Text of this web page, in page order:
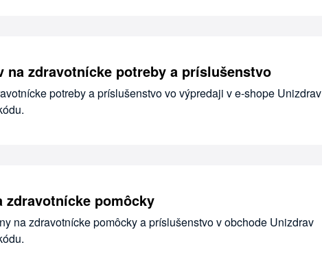
na zdravotnícke potreby a príslušenstvo
potreby a príslušenstvo vo výpredaji v e-shope Unizdrav
zdravotnícke pomôcky
na zdravotnícke pomôcky a príslušenstvo v obchode Unizdrav